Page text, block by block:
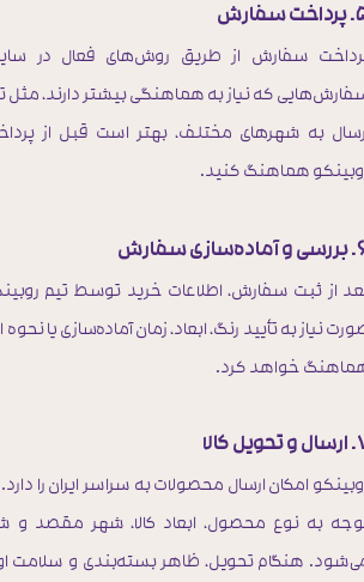
سفارش از طریق روش‌های فعال در
که نیاز به هماهنگی بیشتر دارند، مثل
به شهرهای مختلف، بهتر است قبل از
هماهنگ کنید.
سفارش
از ثبت سفارش، اطلاعات خرید توسط تیم
نیاز به تأیید رنگ، ابعاد، زمان آماده‌سازی یا
خواهد کرد.
کالا
امکان ارسال محصولات به سراسر ایران را
به نوع محصول، ابعاد کالا، شهر مقصد و
هنگام تحویل، ظاهر بسته‌بندی و سلامت